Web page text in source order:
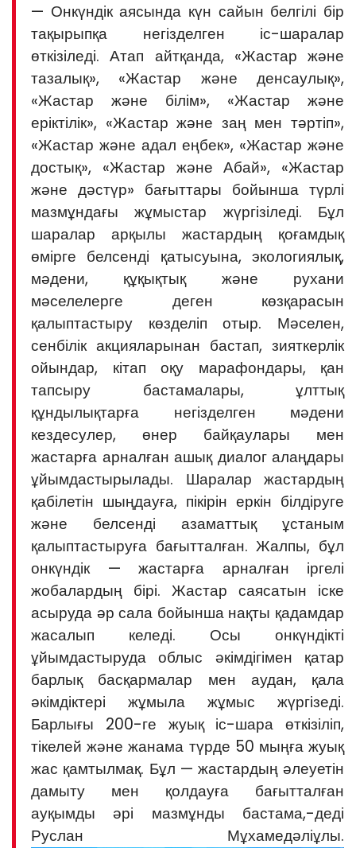
— Онкүндік аясында күн сайын белгілі бір
тақырыпқа негізделген іс-шаралар
өткізіледі. Атап айтқанда, «Жастар және
тазалық», «Жастар және денсаулық»,
«Жастар және білім», «Жастар және
еріктілік», «Жастар және заң мен тәртіп»,
«Жастар және адал еңбек», «Жастар және
достық», «Жастар және Абай», «Жастар
және дәстүр» бағыттары бойынша түрлі
мазмұндағы жұмыстар жүргізіледі. Бұл
шаралар арқылы жастардың қоғамдық
өмірге белсенді қатысуына, экологиялық,
мәдени, құқықтық және рухани
мәселелерге деген көзқарасын
қалыптастыру көзделіп отыр. Мәселен,
сенбілік акцияларынан бастап, зияткерлік
ойындар, кітап оқу марафондары, қан
тапсыру бастамалары, ұлттық
құндылықтарға негізделген мәдени
кездесулер, өнер байқаулары мен
жастарға арналған ашық диалог алаңдары
ұйымдастырылады. Шаралар жастардың
қабілетін шыңдауға, пікірін еркін білдіруге
және белсенді азаматтық ұстаным
қалыптастыруға бағытталған. Жалпы, бұл
онкүндік — жастарға арналған іргелі
жобалардың бірі. Жастар саясатын іске
асыруда әр сала бойынша нақты қадамдар
жасалып келеді. Осы онкүндікті
ұйымдастыруда облыс әкімдігімен қатар
барлық басқармалар мен аудан, қала
әкімдіктері жұмыла жұмыс жүргізеді.
Барлығы 200-ге жуық іс-шара өткізіліп,
тікелей және жанама түрде 50 мыңға жуық
жас қамтылмақ. Бұл — жастардың әлеуетін
дамыту мен қолдауға бағытталған
ауқымды әрі мазмұнды бастама,-деді
Руслан Мұхамедәліұлы.